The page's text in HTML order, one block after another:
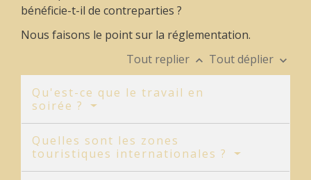
bénéficie-t-il de contreparties ?
Nous faisons le point sur la réglementation.
Tout replier keyboard_arrow_up Tout déplier keyboard_arrow_down
Qu'est-ce que le travail en
soirée ?
Quelles sont les zones
touristiques internationales ?